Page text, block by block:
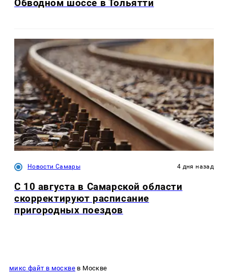
Обводном шоссе в Тольятти
Новости Самары 4 дня назад
С 10 августа в Самарской области
скорректируют расписание
пригородных поездов
микс файт в москве в Москве